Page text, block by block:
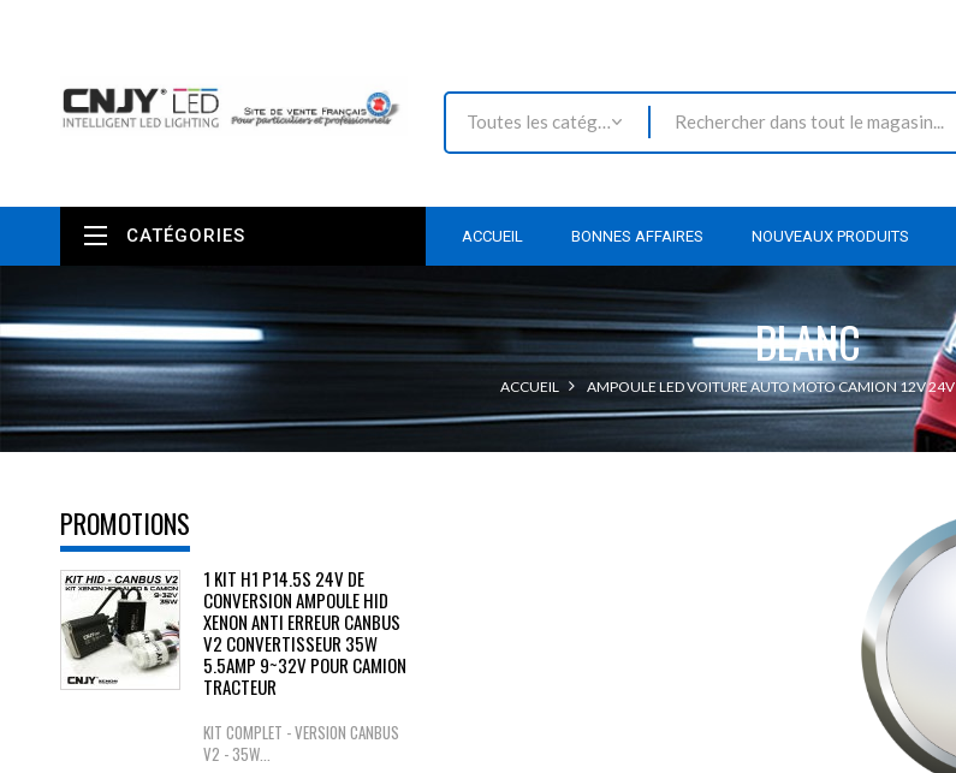
Toutes les catégories
ACCUEIL BONNES AFFAIRES NOUVEAUX PRODUITS
CATÉGORIES
BLANC
ACCUEIL AMPOULE LED VOITURE AUTO MOTO CAMION 12V 24V
PROMOTIONS
1 KIT H1 P14.5S 24V DE
CONVERSION AMPOULE HID
XENON ANTI ERREUR CANBUS
V2 CONVERTISSEUR 35W
5.5AMP 9~32V POUR CAMION
TRACTEUR
KIT COMPLET - VERSION CANBUS
V2 - 35W...